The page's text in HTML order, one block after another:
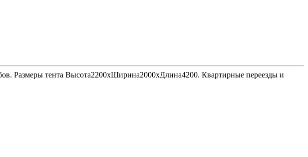
Размеры тента Высота2200хШирина2000хДлина4200. Квартирные переезды и